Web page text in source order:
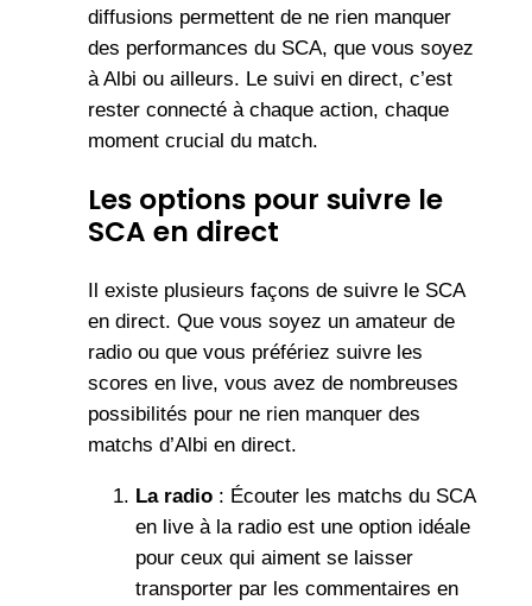
diffusions permettent de ne rien manquer
des performances du SCA, que vous soyez
à Albi ou ailleurs. Le suivi en direct, c’est
rester connecté à chaque action, chaque
moment crucial du match.
Les options pour suivre le
SCA en direct
Il existe plusieurs façons de suivre le SCA
en direct. Que vous soyez un amateur de
radio ou que vous préfériez suivre les
scores en live, vous avez de nombreuses
possibilités pour ne rien manquer des
matchs d’Albi en direct.
La radio: Écouter les matchs du SCA
en live à la radio est une option idéale
pour ceux qui aiment se laisser
transporter par les commentaires en